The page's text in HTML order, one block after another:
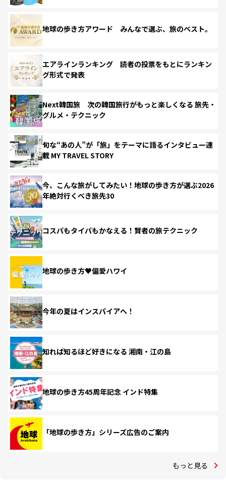
地球の歩き方アワード みんなで選ぶ、旅のベスト。
エアラインランキング 読者の投票をもとにランキン
グ形式で発表
Next韓国旅 次の韓国旅行がもっと楽しくなる 旅先・
グルメ・テクニック
旬な“あの人”が「旅」をテーマに語るインタビュー連
載 MY TRAVEL STORY
今、こんな旅がしてみたい！地球の歩き方が選ぶ2026
年絶対行くべき旅先30
コスパもタイパもかなえる！賢者の旅テクニック
地球の歩き方♥偏愛ハワイ
今年の夏はインスパイアへ！
知れば知るほど好きになる 湘南・江の島
地球の歩き方45周年記念 インド特集
「地球の歩き方」シリーズ広告のご案内
もっと見る